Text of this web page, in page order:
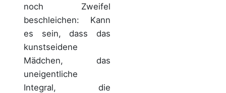
noch Zweifel
beschleichen: Kann
es sein, dass das
kunstseidene
Mädchen, das
uneigentliche
Integral, die